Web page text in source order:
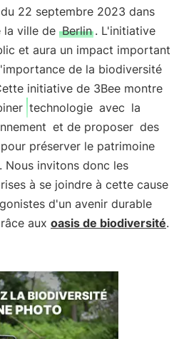
22 septembre 2023 dans
la ville de Berlin . L'initiative
et aura un impact important
de la biodiversité
initiative de 3Bee montre
technologie avec la
et de proposer des
pour préserver le patrimoine
Nous invitons donc les
à se joindre à cette cause
d'un avenir durable
aux oasis de biodiversité.